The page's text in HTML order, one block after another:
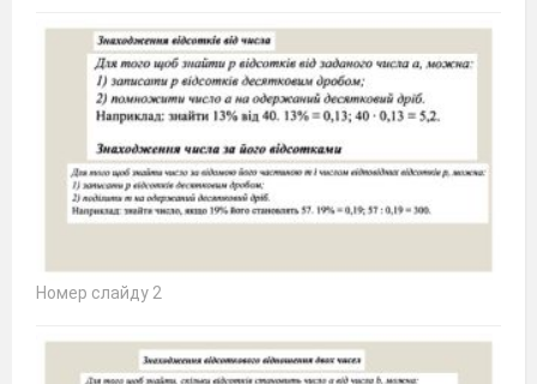
Номер слайду 2